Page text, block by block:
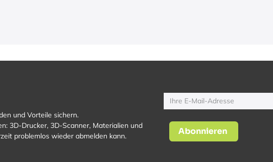
und Vorteile sichern.
3D-Drucker, 3D-Scanner, Materialien und
problemlos wieder abmelden kann.
Abonnieren